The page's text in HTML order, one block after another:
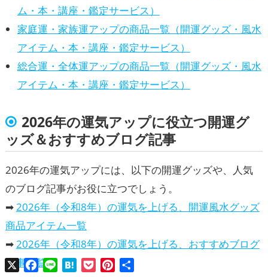
ム・本・講座・鑑定サービス）
家庭運・家族運アップの商品一覧（開運グッズ・風水
アイテム・本・講座・鑑定サービス）
総合運・全体運アップの商品一覧（開運グッズ・風水
アイテム・本・講座・鑑定サービス）
2026年の運気アップに役立つ開運グ
ッズ＆おすすめブログ記事
2026年の運気アップには、以下の開運グッズや、人気
のブログ記事がお役に立つでしょう。
➡ 2026年（令和8年）の運気を上げる、開運風水グッズ
商品アイテム一覧
➡ 2026年（令和8年）の運気を上げる、おすすめブログ
記事一覧
X Facebook
Line HatenaPocketPinterest